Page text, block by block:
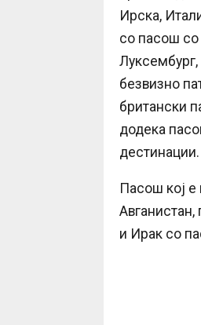
Ирска,
со пасош со
безвизно
британски
додека
дестинации.
Пасош кој е
и Ирак со